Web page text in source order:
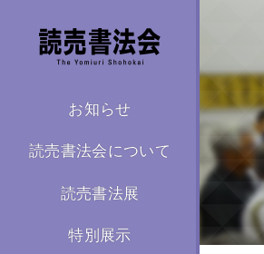
お知らせ
読売書法会について
読売書法展
特別展示